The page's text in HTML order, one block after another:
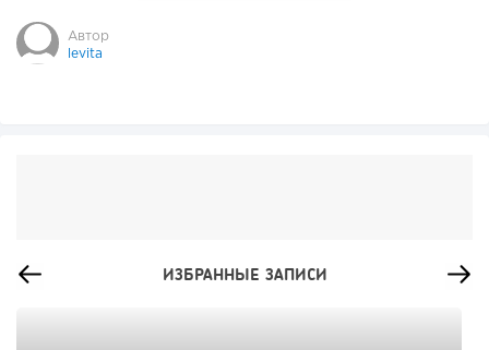
Автор
levita
ИЗБРАННЫЕ ЗАПИСИ